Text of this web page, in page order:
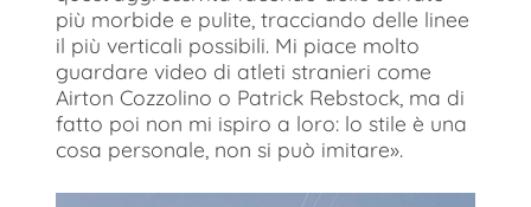
più morbide e pulite, tracciando delle linee
il più verticali possibili. Mi piace molto
guardare video di atleti stranieri come
Airton Cozzolino o Patrick Rebstock, ma di
fatto poi non mi ispiro a loro: lo stile è una
cosa personale, non si può imitare».